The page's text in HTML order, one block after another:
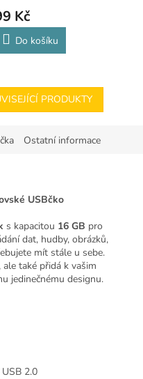
Kč
Do košíku
PRODUKTY
Ostatní informace
USBčko
s kapacitou 16 GB pro
dat, hudby, obrázků,
mít stále u sebe.
také přidá k vašim
jedinečnému designu.
USB 2.0